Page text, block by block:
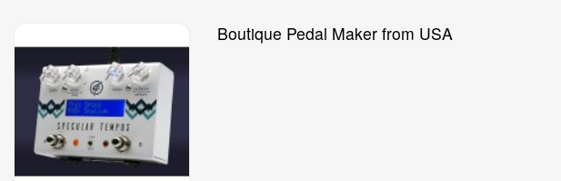
Boutique Pedal Maker from USA